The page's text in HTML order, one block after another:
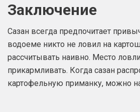
Заключение
Сазан всегда предпочитает
водоеме никто не ловил на
рассчитывать наивно. Место
прикармливать. Когда сазан
картофельную приманку, можно